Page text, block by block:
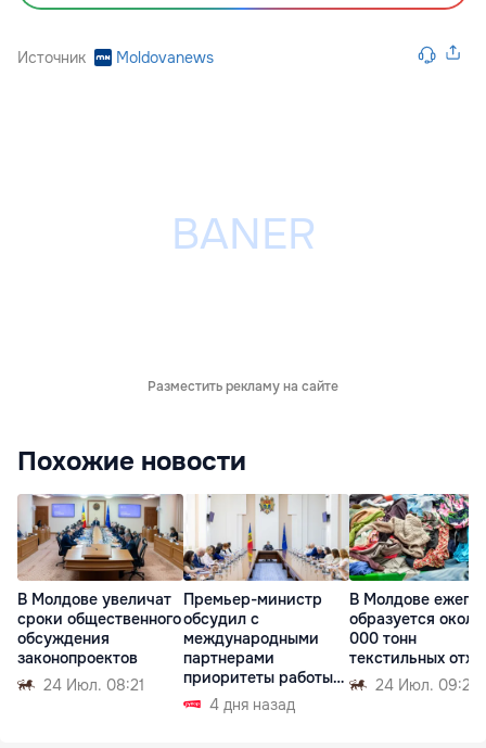
Источник Moldovanews
Разместить рекламу на сайте
Похожие новости
В Молдове увеличат
сроки общественного
обсуждения
законопроектов
24 Июл. 08:21
Премьер-министр
обсудил с
международными
партнерами
приоритеты работы
правительства
4 дня назад
В Молдове
образуется
000 тонн
текстильных
24 Июл. 09:25